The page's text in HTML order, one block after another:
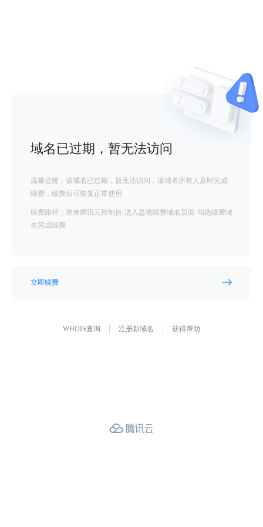
域名已过期，暂无法访问
温馨提醒：该域名已过期，暂无法访问，请域名所有人及时完成
续费，续费后可恢复正常使用
续费路径：登录腾讯云控制台-进入急需续费域名页面-勾选续费域
名完成续费
立即续费
WHOIS查询 注册新域名 获得帮助